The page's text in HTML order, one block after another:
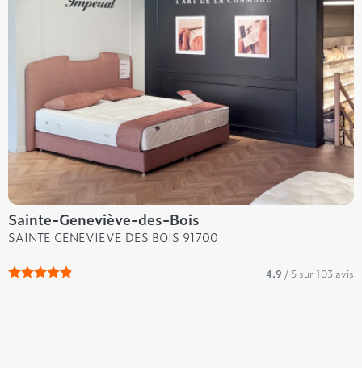
Sainte-Geneviève-des-Bois
SAINTE GENEVIEVE DES BOIS 91700
4.9 / 5 sur 103 avis